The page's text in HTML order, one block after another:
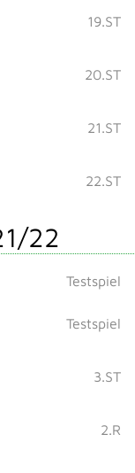
19.ST
20.ST
21.ST
22.ST
22
Testspiel
Testspiel
3.ST
2.R